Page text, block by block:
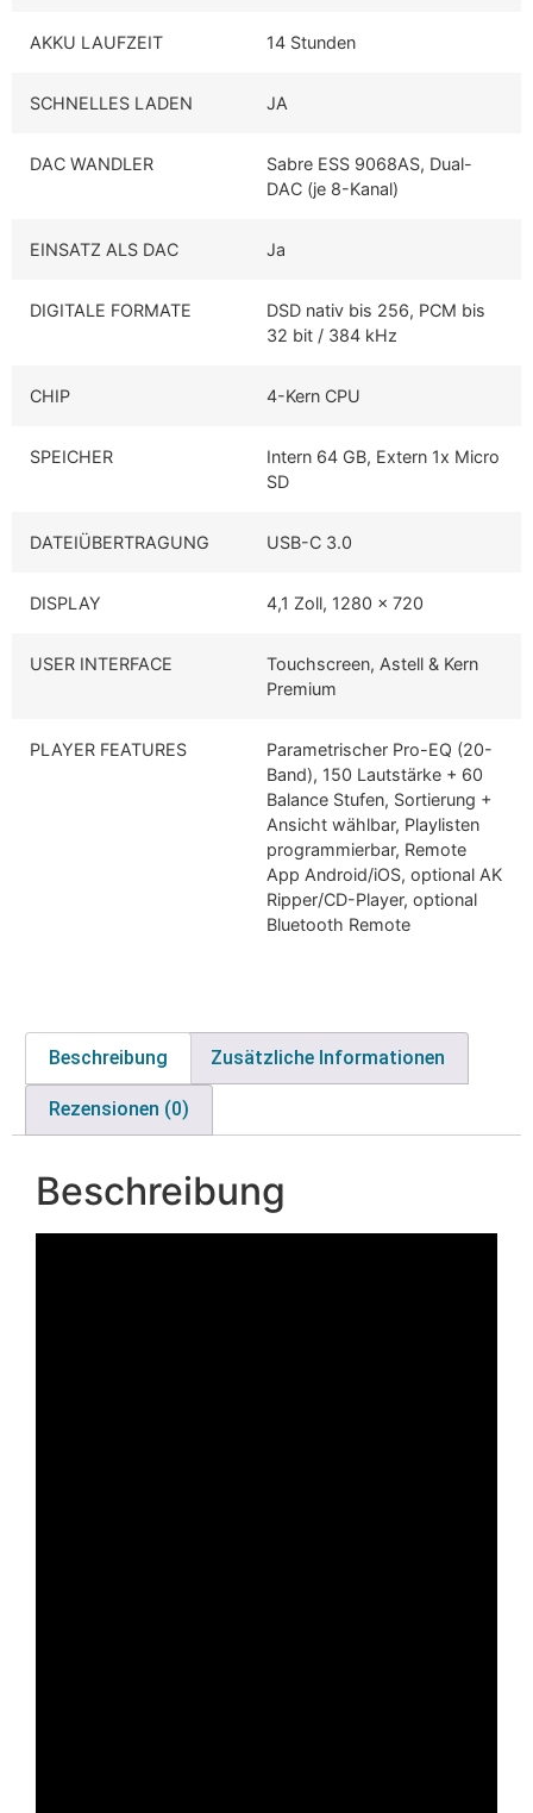
AKKU LAUFZEIT 14 Stunden
SCHNELLES LADEN JA
DAC WANDLER
Sabre ESS 9068AS, Dual-
DAC (je 8-Kanal)
EINSATZ ALS DAC Ja
DIGITALE FORMATE
DSD nativ bis 256, PCM bis
32 bit / 384 kHz
CHIP 4-Kern CPU
SPEICHER
Intern 64 GB, Extern 1x Micro
SD
DATEIÜBERTRAGUNG USB-C 3.0
DISPLAY 4,1 Zoll, 1280 x 720
USER INTERFACE
Touchscreen, Astell & Kern
Premium
PLAYER FEATURES
Parametrischer Pro-EQ (20-
Band), 150 Lautstärke + 60
Balance Stufen, Sortierung +
Ansicht wählbar, Playlisten
programmierbar, Remote
App Android/iOS, optional AK
Ripper/CD-Player, optional
Bluetooth Remote
Beschreibung Zusätzliche Informationen
Rezensionen (0)
Beschreibung